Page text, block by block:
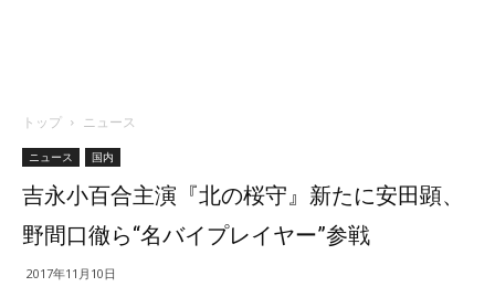
トップ ニュース
ニュース 国内
吉永小百合主演『北の桜守』新たに安田顕、
野間口徹ら“名バイプレイヤー”参戦
2017年11月10日